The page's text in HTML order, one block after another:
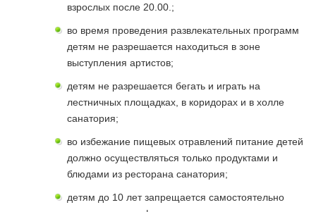
взрослых после 20.00.;
во время проведения развлекательных программ
детям не разрешается находиться в зоне
выступления артистов;
детям не разрешается бегать и играть на
лестничных площадках, в коридорах и в холле
санатория;
во избежание пищевых отравлений питание детей
должно осуществляться только продуктами и
блюдами из ресторана санатория;
детям до 10 лет запрещается самостоятельно